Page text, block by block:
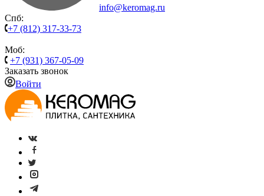
info@keromag.ru
Спб:
+7 (812) 317-33-73
Моб:
+7 (931) 367-05-09
Заказать звонок
Войти